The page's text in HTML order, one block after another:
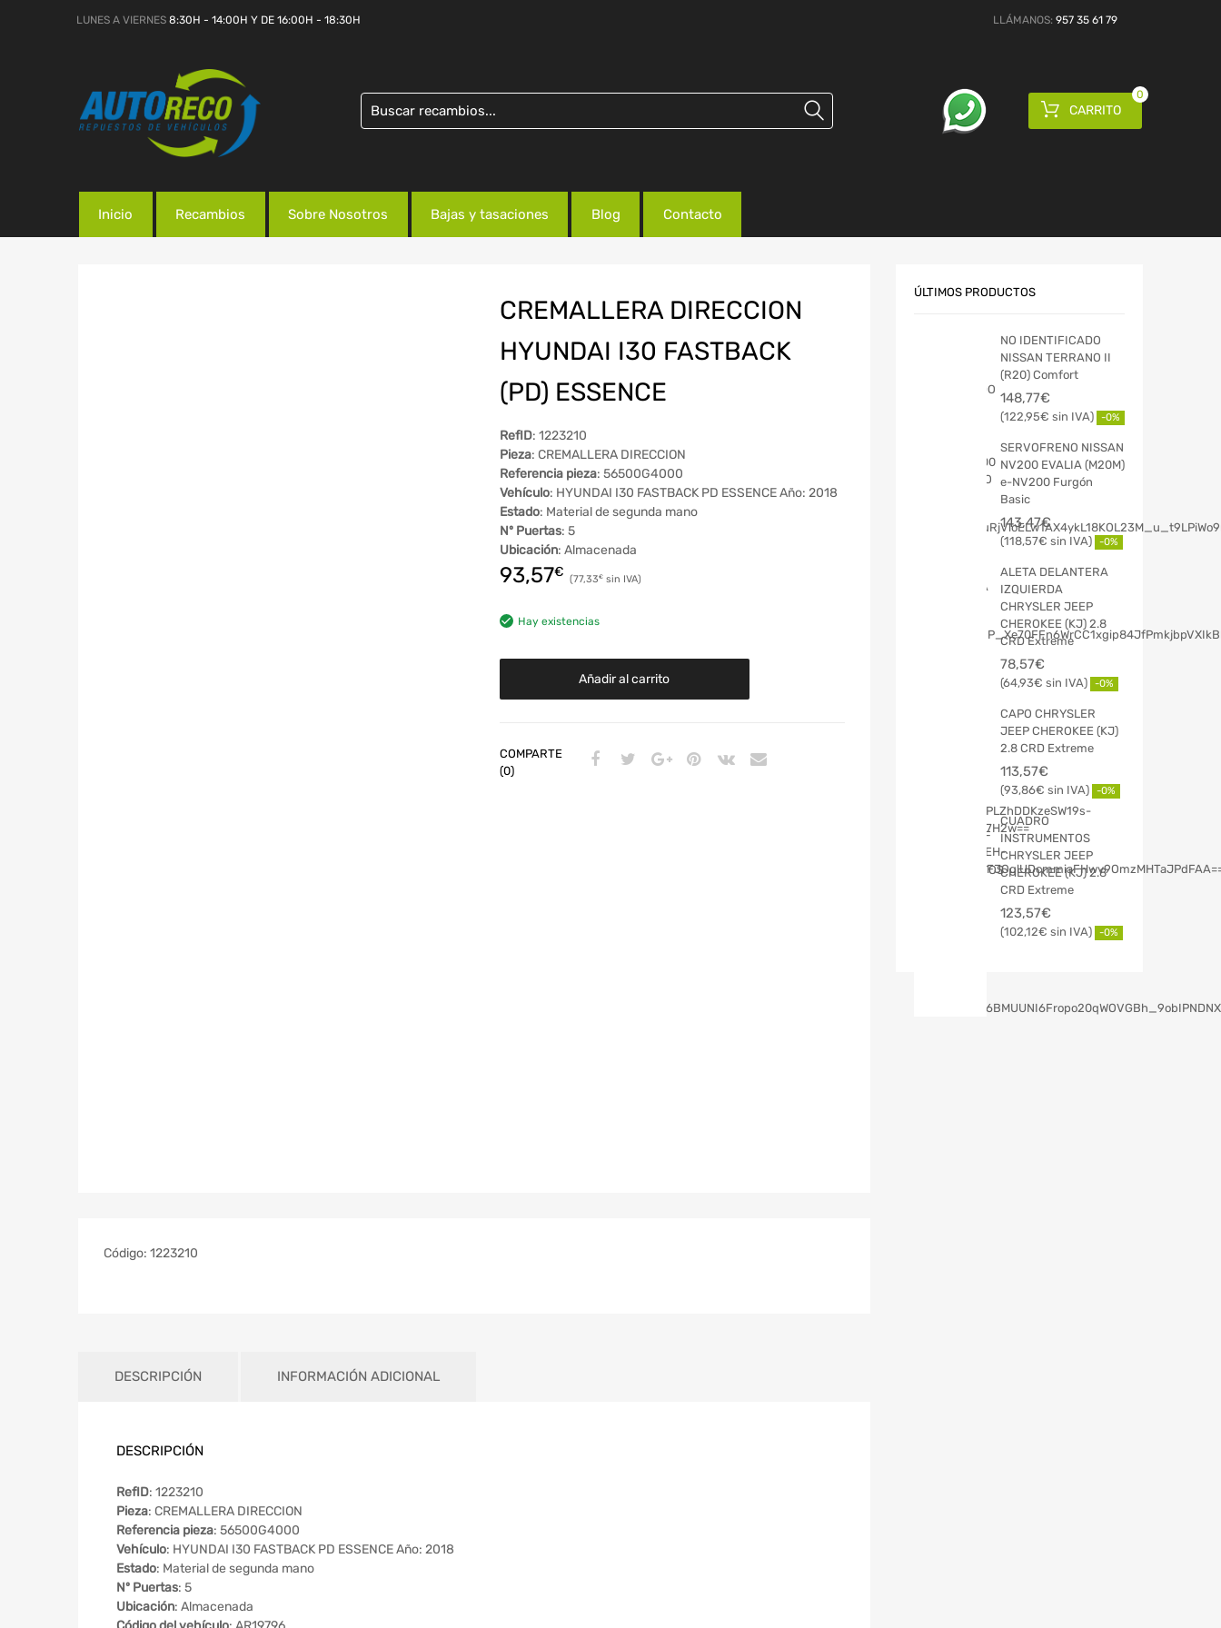
LUNES A VIERNES 8:30H - 14:00H Y DE 16:00H - 18:30H LLÁMANOS: 957 35 61 79
CARRITO
0
Inicio Recambios Sobre Nosotros Bajas y tasaciones Blog Contacto
CREMALLERA DIRECCION
HYUNDAI I30 FASTBACK
(PD) ESSENCE
RefID: 1223210
Pieza: CREMALLERA DIRECCION
Referencia pieza: 56500G4000
Vehículo: HYUNDAI I30 FASTBACK PD ESSENCE Año: 2018
Estado: Material de segunda mano
Nº Puertas: 5
Ubicación: Almacenada
93,57€ 77,33€
Hay existencias
Añadir al carrito
COMPARTE
(0)
Código: 1223210
DESCRIPCIÓN INFORMACIÓN ADICIONAL
DESCRIPCIÓN
RefID: 1223210
Pieza: CREMALLERA DIRECCION
Referencia pieza: 56500G4000
Vehículo: HYUNDAI I30 FASTBACK PD ESSENCE Año: 2018
Estado: Material de segunda mano
Nº Puertas: 5
Ubicación: Almacenada
ÚLTIMOS PRODUCTOS
NO IDENTIFICADO
NISSAN TERRANO II
(R20) Comfort
148,77€
122,95€ -0%
SERVOFRENO NISSAN
NV200 EVALIA (M20M)
e-NV200 Furgón
Basic
143,47€
118,57€ -0%
ALETA DELANTERA
IZQUIERDA
CHRYSLER JEEP
CHEROKEE (KJ) 2.8
CRD Extreme
78,57€
64,93€ -0%
CAPO CHRYSLER
JEEP CHEROKEE (KJ)
2.8 CRD Extreme
113,57€
93,86€ -0%
CUADRO
INSTRUMENTOS
CHRYSLER JEEP
CHEROKEE (KJ) 2.8
CRD Extreme
123,57€
102,12€ -0%